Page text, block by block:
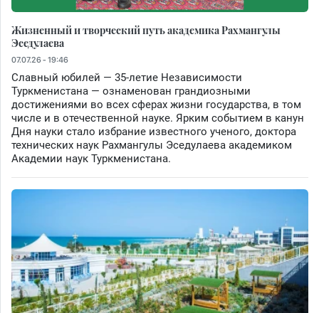
Жизненный и творческий путь академика Рахмангулы
Эседулаева
07.07.26 - 19:46
Славный юбилей — 35-летие Независимости
Туркменистана — ознаменован грандиозными
достижениями во всех сферах жизни государства, в том
числе и в отечественной науке. Ярким событием в канун
Дня науки стало избрание известного ученого, доктора
технических наук Рахмангулы Эседулаева академиком
Академии наук Туркменистана.